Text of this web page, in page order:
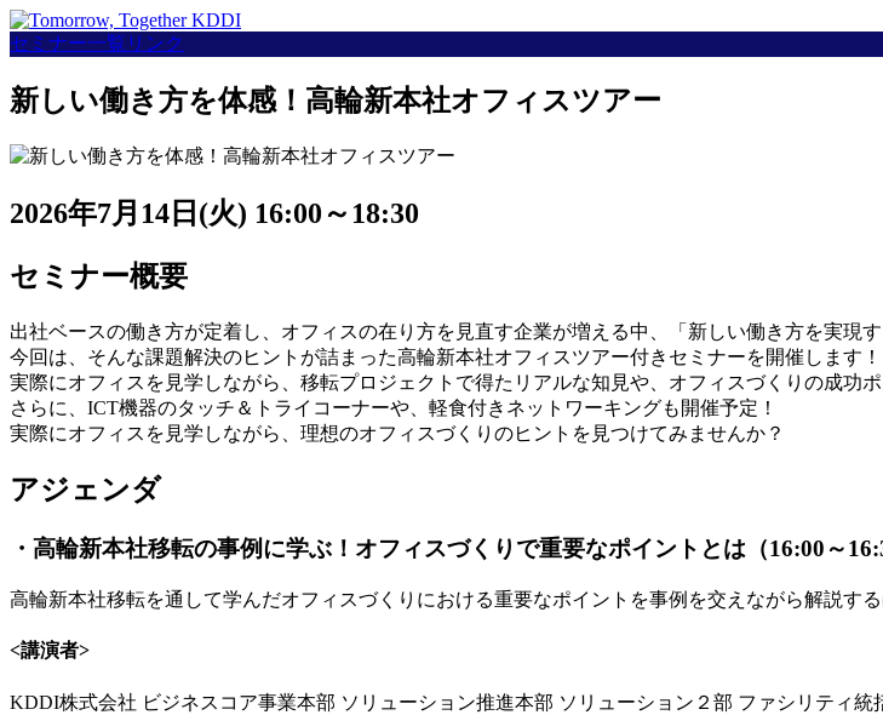
セミナー一覧リンク
新しい働き方を体感！高輪新本社オフィスツアー
2026年7月14日(火) 16:00～18:30
セミナー概要
出社ベースの働き方が定着し、オフィスの在り方を見直す企業が増える中、「新しい働き方を実現
今回は、そんな課題解決のヒントが詰まった高輪新本社オフィスツアー付きセミナーを開催します！
実際にオフィスを見学しながら、移転プロジェクトで得たリアルな知見や、オフィスづくりの成功
さらに、ICT機器のタッチ＆トライコーナーや、軽食付きネットワーキングも開催予定！
実際にオフィスを見学しながら、理想のオフィスづくりのヒントを見つけてみませんか？
アジェンダ
・高輪新本社移転の事例に学ぶ！オフィスづくりで重要なポイントとは（16:00～
高輪新本社移転を通して学んだオフィスづくりにおける重要なポイントを事例を交えながら解説す
<講演者>
KDDI株式会社 ビジネスコア事業本部 ソリューション推進本部 ソリューション２部 ファシリティ